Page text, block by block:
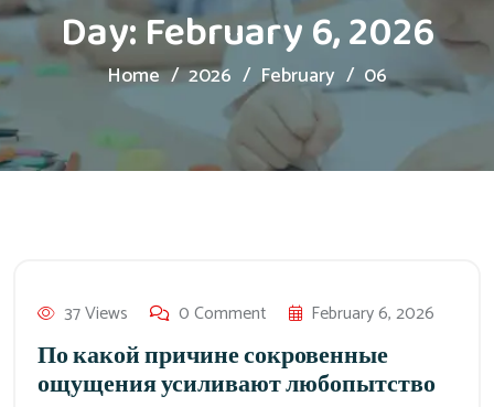
Day:February 6, 2026
Home 2026 February 06
37 Views 0 Comment February 6, 2026
По какой причине сокровенные
ощущения усиливают любопытство